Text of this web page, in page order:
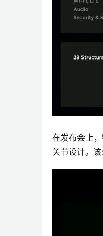
在发布会上
关节设计。